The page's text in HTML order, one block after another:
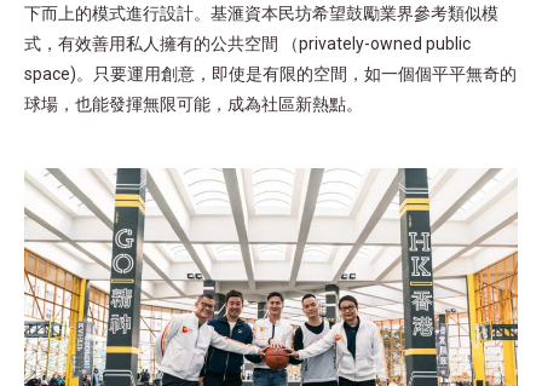
下而上的模式進行設計。基滙資本民坊希望鼓勵業界參考類似模
式，有效善用私人擁有的公共空間 （privately-owned public
space)。只要運用創意，即使是有限的空間，如一個個平平無奇的
球場，也能發揮無限可能，成為社區新熱點。